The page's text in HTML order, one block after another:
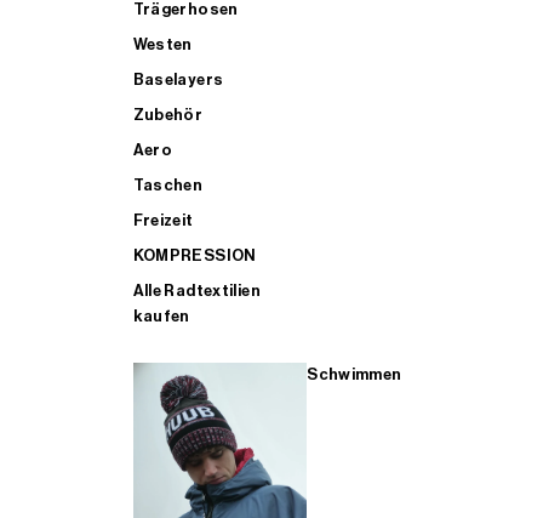
Trägerhosen
Westen
Baselayers
Zubehör
Aero
Taschen
Freizeit
KOMPRESSION
Alle Radtextilien
kaufen
Schwimmen